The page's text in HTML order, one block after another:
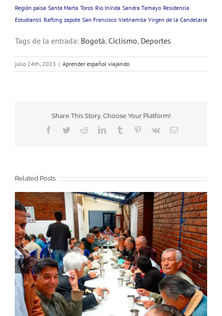
Región paisa Santa Marta Toros Rio Inírida Sandra Tamayo Residencia
Estudiantil Rafting zapote San Francisco Vietnamita Virgen de la Candelaria
Tags de la entrada: Bogotá, Ciclismo, Deportes
julio 24th, 2023 | Aprender español viajando
Share This Story, Choose Your Platform!
Facebook
TwitterRedditLinkedInTumblr Pinterest
Vk Email
Related Posts
Novena de Navidad